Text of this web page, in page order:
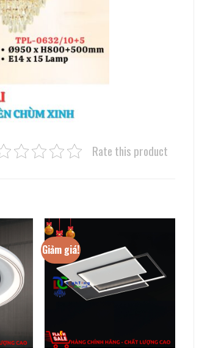
Rate this product
Giảm giá!